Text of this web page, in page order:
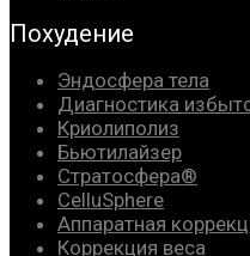
Похудение
Эндосфера тела
Диагностика
Криолиполиз
Бьютилайзер
Стратосфера®
CelluSphere
Аппаратная
Коррекция веса